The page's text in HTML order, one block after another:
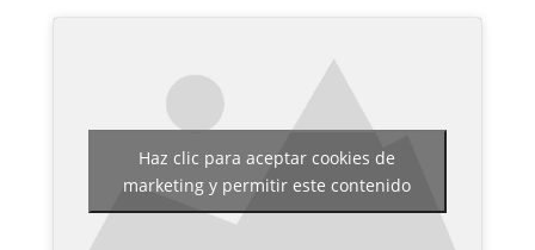
Haz clic para aceptar cookies de
marketing y permitir este contenido